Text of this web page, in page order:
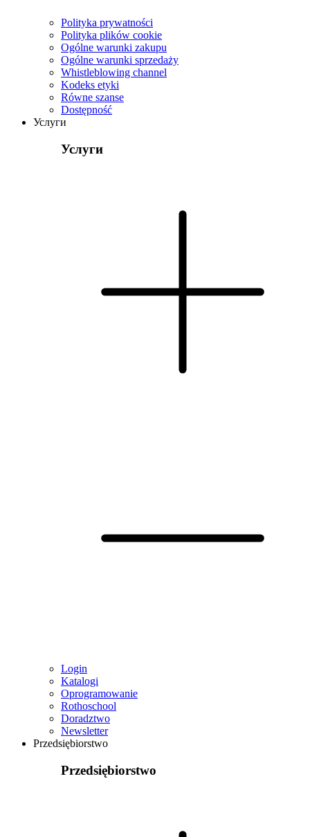
Polityka prywatności
Polityka plików cookie
Ogólne warunki zakupu
Ogólne warunki sprzedaży
Whistleblowing channel
Kodeks etyki
Równe szanse
Dostępność
Услуги
Услуги
Login
Katalogi
Oprogramowanie
Rothoschool
Doradztwo
Newsletter
Przedsiębiorstwo
Przedsiębiorstwo